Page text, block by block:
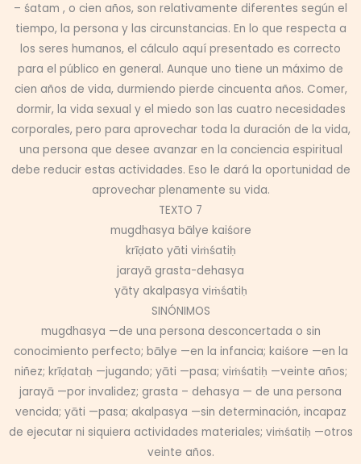
– śatam , o cien años, son relativamente diferentes según el
tiempo, la persona y las circunstancias. En lo que respecta a
los seres humanos, el cálculo aquí presentado es correcto
para el público en general. Aunque uno tiene un máximo de
cien años de vida, durmiendo pierde cincuenta años. Comer,
dormir, la vida sexual y el miedo son las cuatro necesidades
corporales, pero para aprovechar toda la duración de la vida,
una persona que desee avanzar en la conciencia espiritual
debe reducir estas actividades. Eso le dará la oportunidad de
aprovechar plenamente su vida.
TEXTO 7
mugdhasya bālye kaiśore
krīḍato yāti viṁśatiḥ
jarayā grasta-dehasya
yāty akalpasya viṁśatiḥ
SINÓNIMOS
mugdhasya —de una persona desconcertada o sin
conocimiento perfecto; bālye —en la infancia; kaiśore —en la
niñez; krīḍataḥ —jugando; yāti —pasa; viṁśatiḥ —veinte años;
jarayā —por invalidez; grasta – dehasya — de una persona
vencida; yāti —pasa; akalpasya —sin determinación, incapaz
de ejecutar ni siquiera actividades materiales; viṁśatiḥ —otros
veinte años.